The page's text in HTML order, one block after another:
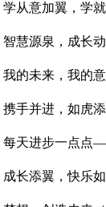
学从意加翼，学就
智慧源泉，成长动
我的未来，我的意
携手并进，如虎添
每天进步一点点
成长添翼，快乐如